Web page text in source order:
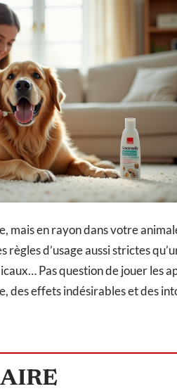
mais en rayon dans votre
règles d’usage aussi strictes
Pas question de jouer les
des effets indésirables et des